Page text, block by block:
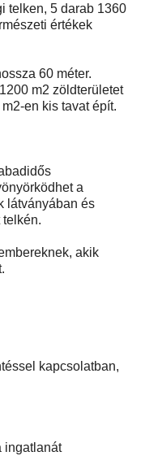
telken, 5 darab 1360
értékek
60 méter.
m2 zöldterületet
en kis tavat épít.
a
látványában és
telkén.
akik
kapcsolatban,
ingatlanát